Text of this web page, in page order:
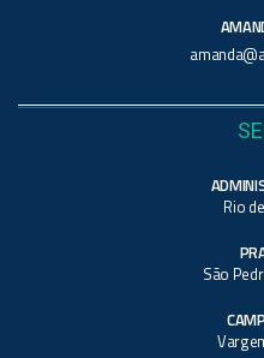
Rio
São